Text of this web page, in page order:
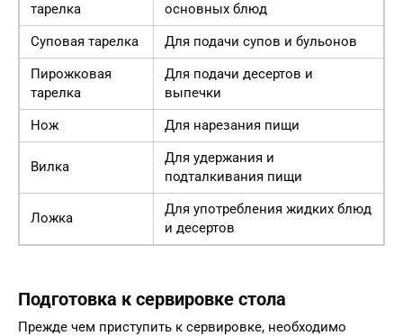
тарелка
основных блюд
Суповая тарелка
Для подачи супов и бульонов
Пирожковая
тарелка
Для подачи десертов и
выпечки
Нож
Для нарезания пищи
Вилка
Для удержания и
подталкивания пищи
Ложка
Для употребления жидких блюд
и десертов
Подготовка к сервировке стола
Прежде чем приступить к сервировке, необходимо